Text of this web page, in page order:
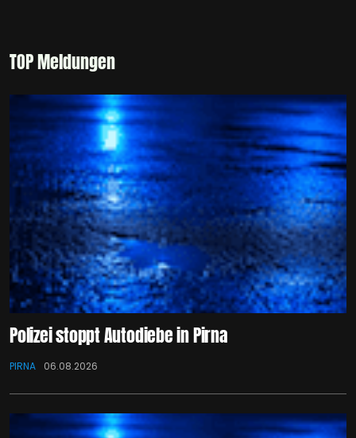
TOP Meldungen
Polizei stoppt Autodiebe in Pirna
PIRNA 06.08.2026